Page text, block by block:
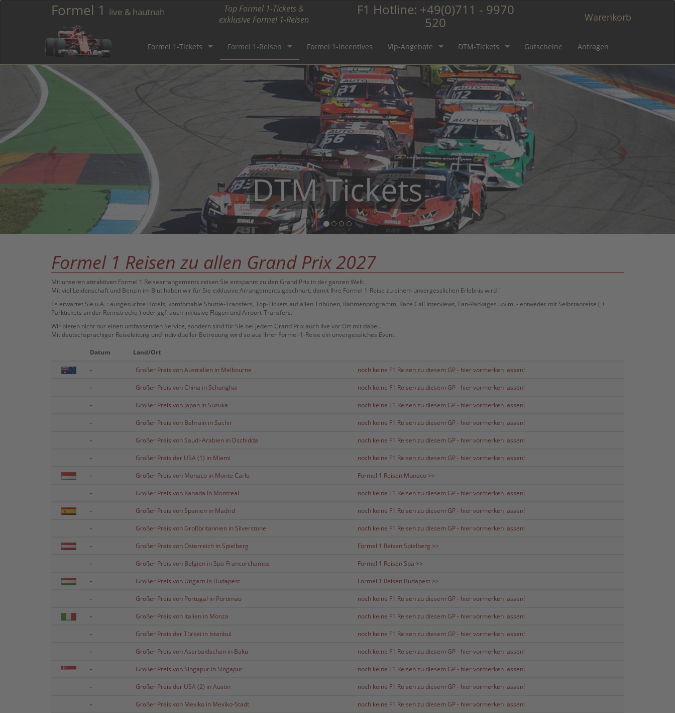
Formel 1 live & hautnah
Top Formel 1-Tickets &
exklusive Formel 1-Reisen
F1 Hotline: +49(0)711 - 9970
520 Warenkorb
Formel 1-Tickets Formel 1-Reisen Formel 1-Incentives Vip-Angebote DTM-Tickets Gutscheine Anfragen
DTM Tickets
Formel 1 Tickets
Formel 1 Reisen zu allen Grand Prix 2027
Mit unseren attraktiven Formel 1 Reisearrangements reisen Sie entspannt zu den Grand Prix in der ganzen Welt.
Mit viel Leidenschaft und Benzin im Blut haben wir für Sie exklusive Arrangements geschnürt, damit Ihre Formel 1-Reise zu einem unvergesslichen Erlebnis wird !
Es erwartet Sie u.A. : ausgesuchte Hotels, komfortable Shuttle-Transfers, Top-Tickets auf allen Tribünen, Rahmenprogramm, Race Call Interviews, Fan-Packages u.v.m. - entweder mit Selbstanreise ( +
Parktickets an der Rennstrecke ) oder ggf. auch inklusive Flügen und Airport-Transfers.
Wir bieten nicht nur einen umfassenden Service, sondern sind für Sie bei jedem Grand Prix auch live vor Ort mit dabei.
Mit deutschsprachiger Reiseleitung und individueller Betreuung wird so aus Ihrer Formel-1-Reise ein unvergessliches Event.
Datum Land/Ort
- Großer Preis von Australien in Melbourne noch keine F1 Reisen zu diesem GP - hier vormerken lassen!
- Großer Preis von China in Schanghai noch keine F1 Reisen zu diesem GP - hier vormerken lassen!
- Großer Preis von Japan in Suzuka noch keine F1 Reisen zu diesem GP - hier vormerken lassen!
- Großer Preis von Bahrain in Sachir noch keine F1 Reisen zu diesem GP - hier vormerken lassen!
- Großer Preis von Saudi-Arabien in Dschidda noch keine F1 Reisen zu diesem GP - hier vormerken lassen!
- Großer Preis der USA (1) in Miami noch keine F1 Reisen zu diesem GP - hier vormerken lassen!
- Großer Preis von Monaco in Monte Carlo Formel 1 Reisen Monaco >>
- Großer Preis von Kanada in Montreal noch keine F1 Reisen zu diesem GP - hier vormerken lassen!
- Großer Preis von Spanien in Madrid noch keine F1 Reisen zu diesem GP - hier vormerken lassen!
- Großer Preis von Großbritannien in Silverstone noch keine F1 Reisen zu diesem GP - hier vormerken lassen!
- Großer Preis von Österreich in Spielberg Formel 1 Reisen Spielberg >>
- Großer Preis von Belgien in Spa-Francorchamps Formel 1 Reisen Spa >>
- Großer Preis von Ungarn in Budapest Formel 1 Reisen Budapest >>
- Großer Preis von Portugal in Portimao noch keine F1 Reisen zu diesem GP - hier vormerken lassen!
- Großer Preis von Italien in Monza noch keine F1 Reisen zu diesem GP - hier vormerken lassen!
- Großer Preis der Türkei in Istanbul noch keine F1 Reisen zu diesem GP - hier vormerken lassen!
- Großer Preis von Aserbaidschan in Baku noch keine F1 Reisen zu diesem GP - hier vormerken lassen!
- Großer Preis von Singapur in Singapur noch keine F1 Reisen zu diesem GP - hier vormerken lassen!
- Großer Preis der USA (2) in Austin noch keine F1 Reisen zu diesem GP - hier vormerken lassen!
- Großer Preis von Mexiko in Mexiko-Stadt noch keine F1 Reisen zu diesem GP - hier vormerken lassen!